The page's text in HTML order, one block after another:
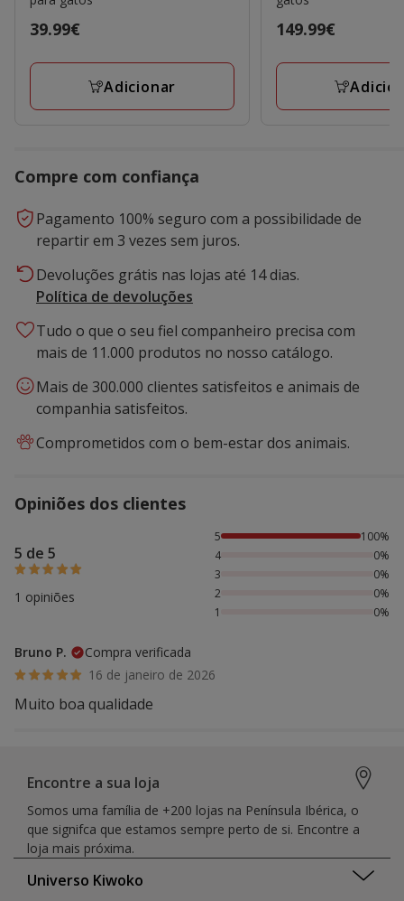
Preço
39.99€
Adicionar
Preço
149.99€
Compre com confiança
Pagamento 100% seguro com a possibilidade de
repartir em 3 vezes sem juros.
Devoluções grátis nas lojas até 14 dias.
Política de devoluções
Tudo o que o seu fiel companheiro precisa com
mais de 11.000 produtos no nosso catálogo.
Mais de 300.000 clientes satisfeitos e animais de
companhia satisfeitos.
Comprometidos com o bem-estar dos animais.
Opiniões dos clientes
5 de 5
1 opiniões
100% das pessoas avaliaram com 5 estrelas,
5
100%
4
0%
3
0%
2
0%
1
0%
Bruno P.
Compra verificada
16 de janeiro de 2026
Muito boa qualidade
Encontre a sua loja
Somos uma família de +200 lojas na Península Ibérica, o
que signifca que estamos sempre perto de si. Encontre a
loja mais próxima.
Universo Kiwoko